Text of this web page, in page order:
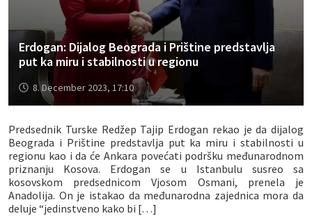
Erdogan: Dijalog Beograda i Prištine predstavlja
put ka miru i stabilnosti u regionu
8. December 2023, 17:10
Predsednik Turske Redžep Tajip Erdogan rekao je da dijalog
Beograda i Prištine predstavlja put ka miru i stabilnosti u
regionu kao i da će Ankara povećati podršku međunarodnom
priznanju Kosova. Erdogan se u Istanbulu susreo sa
kosovskom predsednicom Vjosom Osmani, prenela je
Anadolija. On je istakao da međunarodna zajednica mora da
deluje “jedinstveno kako bi […]